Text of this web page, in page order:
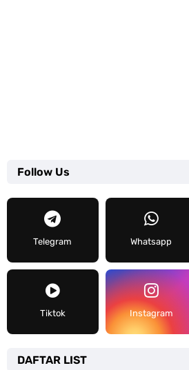
Follow Us
Telegram Whatsapp
Tiktok Instagram
DAFTAR LIST